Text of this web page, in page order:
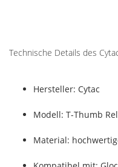
Technische Details des
Hersteller: Cytac
Modell: T-Thumb
Material: